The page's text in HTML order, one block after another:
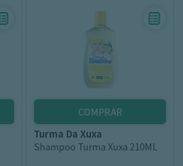
turma da xuxa
Shampoo Turma Xuxa 210ML